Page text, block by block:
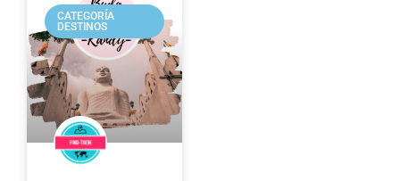
CATEGORÍA
DESTINOS